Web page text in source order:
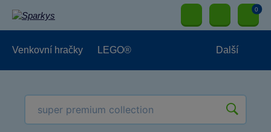
0
Venkovní hračky LEGO® Další